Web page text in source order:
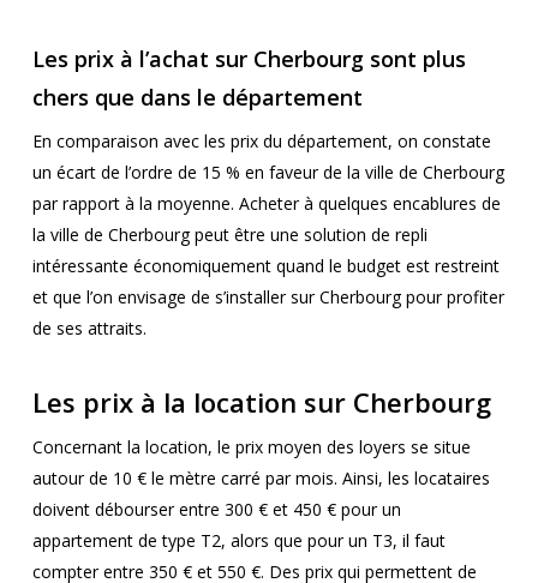
Les prix à l’achat sur Cherbourg sont plus
chers que dans le département
En comparaison avec les prix du département, on constate
un écart de l’ordre de 15 % en faveur de la ville de Cherbourg
par rapport à la moyenne. Acheter à quelques encablures de
la ville de Cherbourg peut être une solution de repli
intéressante économiquement quand le budget est restreint
et que l’on envisage de s’installer sur Cherbourg pour profiter
de ses attraits.
Les prix à la location sur Cherbourg
Concernant la location, le prix moyen des loyers se situe
autour de 10 € le mètre carré par mois. Ainsi, les locataires
doivent débourser entre 300 € et 450 € pour un
appartement de type T2, alors que pour un T3, il faut
compter entre 350 € et 550 €. Des prix qui permettent de